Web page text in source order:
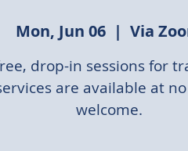
Mon, Jun 06
  |
Via
drop-in sessions for
are available at
welcome.